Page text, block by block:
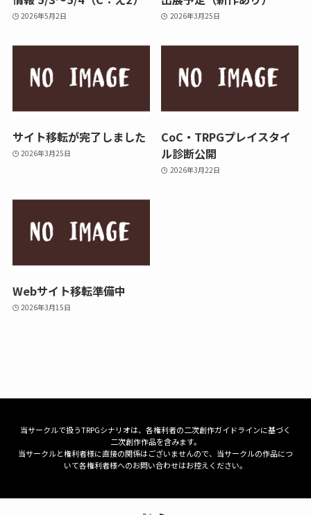
2026年5月2日 2026年3月25日
サイト移転が完了しました
2026年3月25日
CoC・TRPGプレイスタイ
ル診断公開
2026年3月22日
Webサイト移転準備中
2026年3月15日
当サークルで扱うTRPGシナリオは、各権利者の二次創作ガイドラインに基づく
二次創作作品を含みます。
当サークルと権利者様に直接の関係はございませんので、当サークルの作品につ
いて各権利者様へのお問い合わせはお控えください。